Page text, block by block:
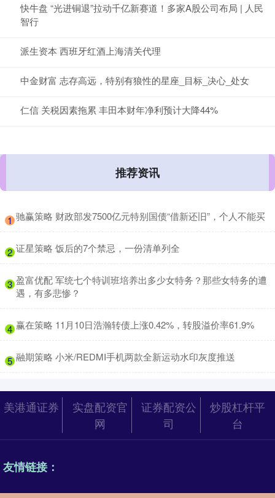
快牛盘 “光进铜退”拉动千亿新赛道！多家A股公司布局 | 人民
智行
派生资本 西班牙红酒上海清关代理
中金财富 志存高远，特别有狼性的星座_目标_决心_处女
仁信 关税因素拖累 丰田本财年净利预计大降44%
推荐资讯
1 ​驰赢策略 财政部发7500亿元特别国债“借新还旧”，个人不能买
2 ​证星策略 饭后的7个禁忌，一份清单列全
3 ​盈富优配 军统七个特训班培养出多少女特务？那些女特务的遭
遇，有多悲惨？
4 ​赢在策略 11月10日浩瀚转债上涨0.42%，转股溢价率61.9%
5 ​融期策略 小米/REDMI手机两款全新运动水印灰度推送
美港通证券
实盘配资官
网
证券配资公
司
炒股杠杆平
台
友情链接：